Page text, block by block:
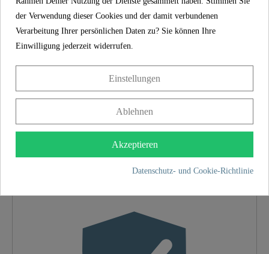
Befestigungsmaterial und eine mehrsprachige
Anleitung ist im Lieferumfang enthalten. Damit
ist eine schnelle und einfache Montage der
Motiv
EIGENSCHAFTEN
der Verwendung dieser Cookies und der damit verbundenen
Verarbeitung Ihrer persönlichen Daten zu? Sie können Ihre
Einwilligung jederzeit widerrufen.
Einstellungen
Ablehnen
Akzeptieren
Datenschutz- und Cookie-Richtlinie